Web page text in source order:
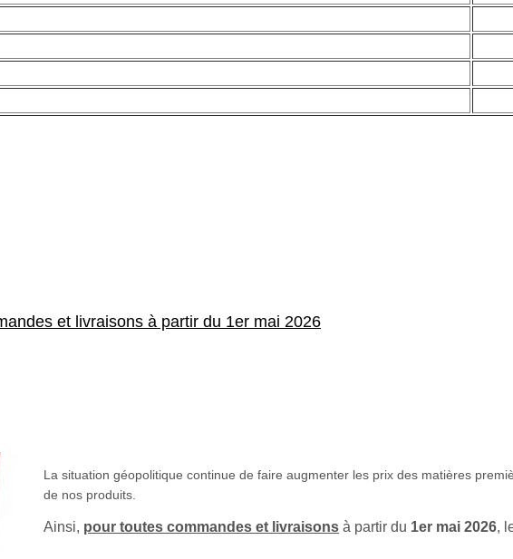
et livraisons à partir du 1er mai 2026
La situation géopolitique continue de faire augmenter les prix des matières
de nos produits.
Ainsi, pour toutes commandes et livraisons à partir du 1er mai 2026,